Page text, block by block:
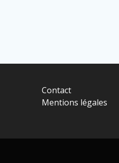
Contact
Mentions légales